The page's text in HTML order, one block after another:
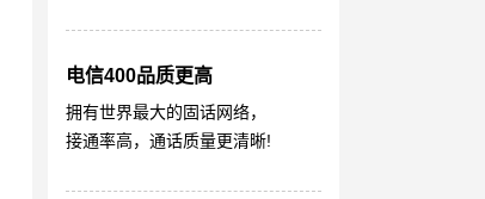
电信400品质更高
拥有世界最大的固话网络，
接通率高，通话质量更清晰!